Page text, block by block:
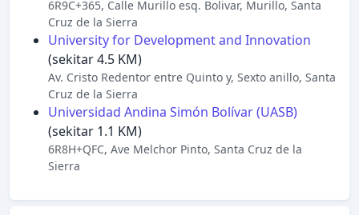
6R9C+365, Calle Murillo esq. Bolivar, Murillo, Santa
Cruz de la Sierra
University for Development and Innovation
(sekitar 4.5 KM)
Av. Cristo Redentor entre Quinto y, Sexto anillo, Santa
Cruz de la Sierra
Universidad Andina Simón Bolívar (UASB)
(sekitar 1.1 KM)
6R8H+QFC, Ave Melchor Pinto, Santa Cruz de la
Sierra